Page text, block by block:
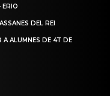
ERIO
DEL REI
A ALUMNES DE 4T DE